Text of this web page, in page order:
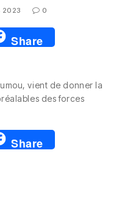
2023 0
Share
vient de donner la
des forces
Share